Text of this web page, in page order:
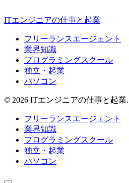
ITエンジニアの仕事と起業
フリーランスエージェント
業界知識
プログラミングスクール
独立・起業
パソコン
© 2026 ITエンジニアの仕事と起業.
フリーランスエージェント
業界知識
プログラミングスクール
独立・起業
パソコン